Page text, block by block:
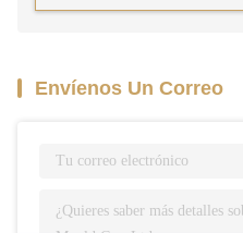
Envíenos Un Correo